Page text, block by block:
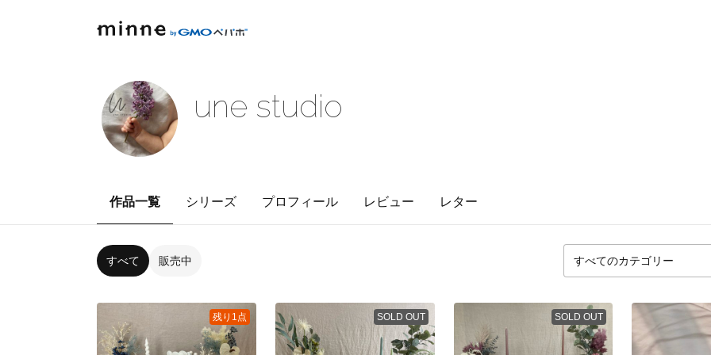
une studio
作品一覧 シリーズ プロフィール レビュー レター
すべて 販売中
残り1点 SOLD OUT SOLD OUT